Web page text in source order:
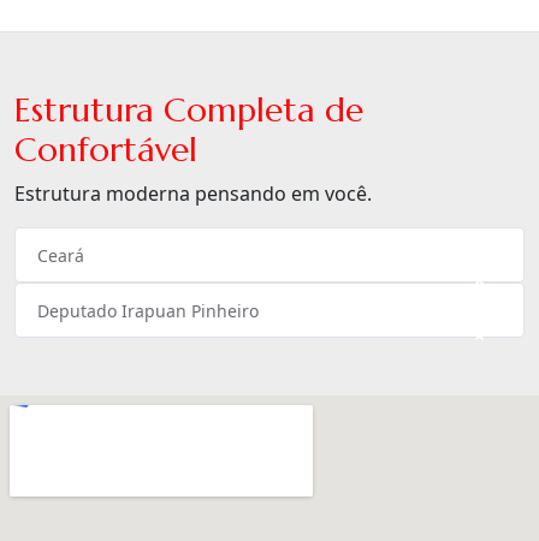
Estrutura Completa de
Confortável
Estrutura moderna pensando em você.
×
Ceará
×
Deputado Irapuan Pinheiro